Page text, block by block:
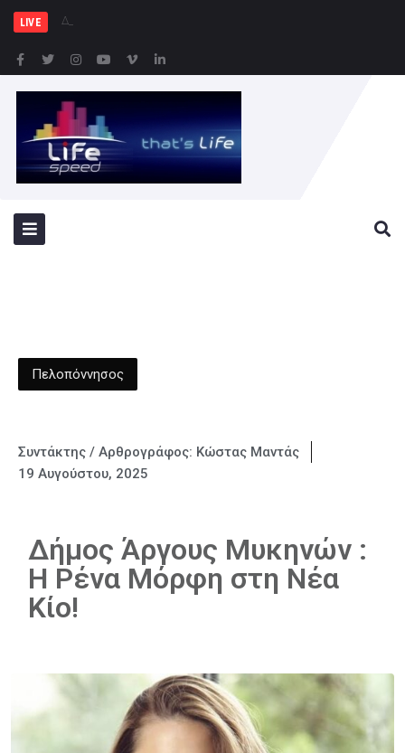
LIVE Δημιουργία Παρατηρητη
Πελοπόννησος
Συντάκτης / Αρθρογράφος: Κώστας Μαντάς
19 Αυγούστου, 2025
Δήμος Άργους Μυκηνών :
Η Ρένα Μόρφη στη Νέα
Κίο!